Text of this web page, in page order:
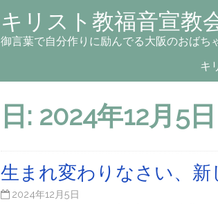
キリスト教福音宣教
御言葉で自分作りに励んでる大阪のおばち
キ
日: 2024年12月5日
生まれ変わりなさい、
2024年12月5日